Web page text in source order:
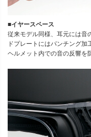
■イヤースペース
従来モデル同様、耳元には音
ドプレートにはパンチング
ヘルメット内での音の反響を